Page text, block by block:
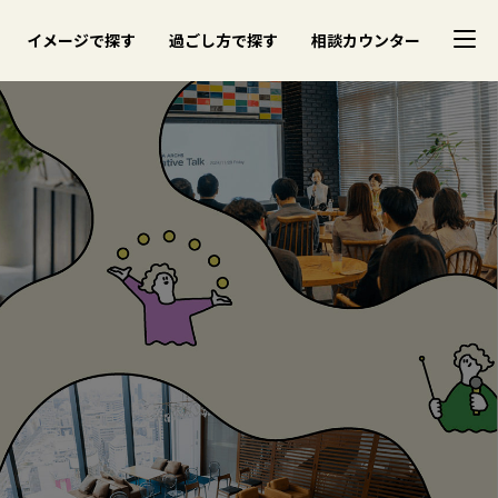
イメージで探す 過ごし方で探す 相談カウンター